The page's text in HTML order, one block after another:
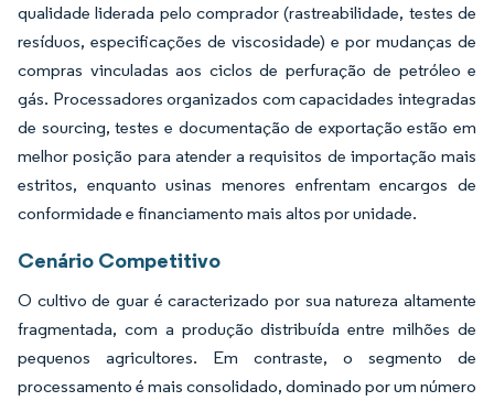
qualidade liderada pelo comprador (rastreabilidade, testes de
resíduos, especificações de viscosidade) e por mudanças de
compras vinculadas aos ciclos de perfuração de petróleo e
gás. Processadores organizados com capacidades integradas
de sourcing, testes e documentação de exportação estão em
melhor posição para atender a requisitos de importação mais
estritos, enquanto usinas menores enfrentam encargos de
conformidade e financiamento mais altos por unidade.
Cenário Competitivo
O cultivo de guar é caracterizado por sua natureza altamente
fragmentada, com a produção distribuída entre milhões de
pequenos agricultores. Em contraste, o segmento de
processamento é mais consolidado, dominado por um número